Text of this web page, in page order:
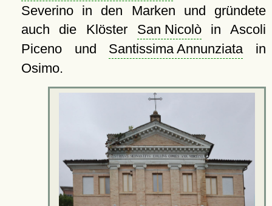
Severino in den Marken und gründete
auch die Klöster San Nicolòin Ascoli
Piceno und Santissima Annunziatain
Osimo.